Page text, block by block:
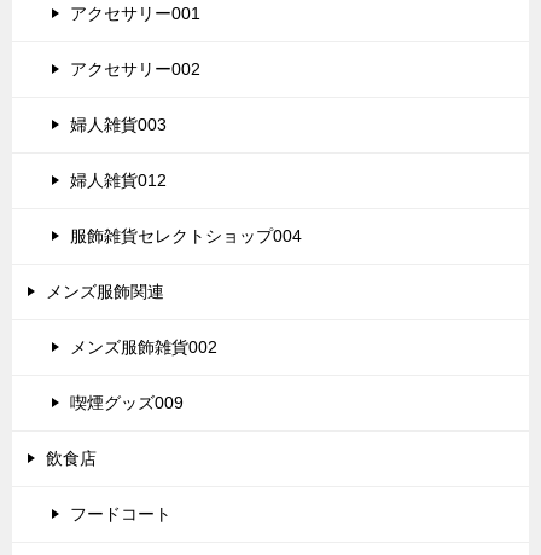
アクセサリー001
アクセサリー002
婦人雑貨003
婦人雑貨012
服飾雑貨セレクトショップ004
メンズ服飾関連
メンズ服飾雑貨002
喫煙グッズ009
飲食店
フードコート